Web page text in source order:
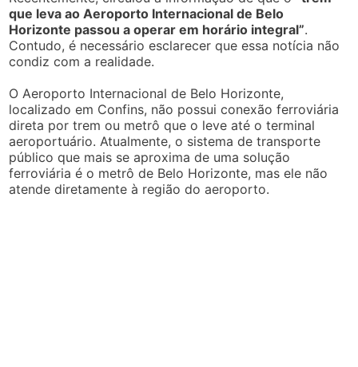
que leva ao Aeroporto Internacional de Belo
Horizonte passou a operar em horário integral”.
Contudo, é necessário esclarecer que essa notícia não
condiz com a realidade.
O Aeroporto Internacional de Belo Horizonte,
localizado em Confins, não possui conexão ferroviária
direta por trem ou metrô que o leve até o terminal
aeroportuário. Atualmente, o sistema de transporte
público que mais se aproxima de uma solução
ferroviária é o metrô de Belo Horizonte, mas ele não
atende diretamente à região do aeroporto.